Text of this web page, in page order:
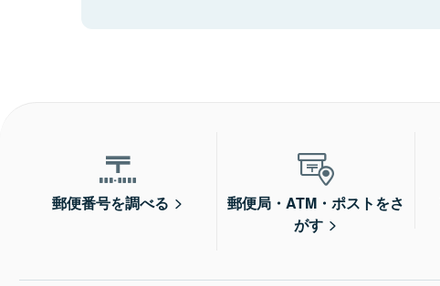
郵便番号を調べる
郵便局・ATM・ポストをさ
がす